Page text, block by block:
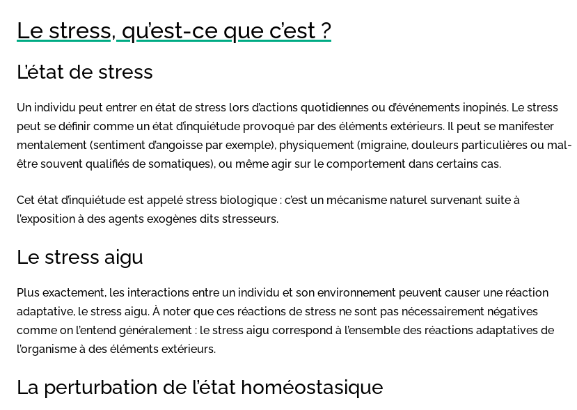
Le stress, qu’est-ce que c’est ?
L’état de stress
Un individu peut entrer en état de stress lors d’actions quotidiennes ou d’événements inopinés. Le stress
peut se définir comme un état d’inquiétude provoqué par des éléments extérieurs. Il peut se manifester
mentalement (sentiment d’angoisse par exemple), physiquement (migraine, douleurs particulières ou mal-
être souvent qualifiés de somatiques), ou même agir sur le comportement dans certains cas.
Cet état d’inquiétude est appelé stress biologique : c’est un mécanisme naturel survenant suite à
l’exposition à des agents exogènes dits stresseurs.
Le stress aigu
Plus exactement, les interactions entre un individu et son environnement peuvent causer une réaction
adaptative, le stress aigu. À noter que ces réactions de stress ne sont pas nécessairement négatives
comme on l’entend généralement : le stress aigu correspond à l’ensemble des réactions adaptatives de
l’organisme à des éléments extérieurs.
La perturbation de l’état homéostasique